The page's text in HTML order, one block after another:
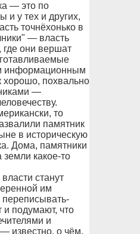
— это по
и у тех и других,
точнёхонько в
— власть
они вершат
информационным
хорошо, похвально
—
то
памятник
в историческую
Дома, памятники
какое-то
станут
им
переписывать-
и подумают, что
и
известно, о чём.